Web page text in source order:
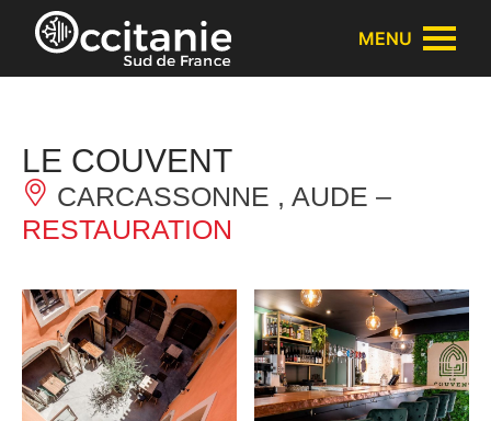
Panneau de gestion des cookies
MENU
LE COUVENT
CARCASSONNE , AUDE –
RESTAURATION